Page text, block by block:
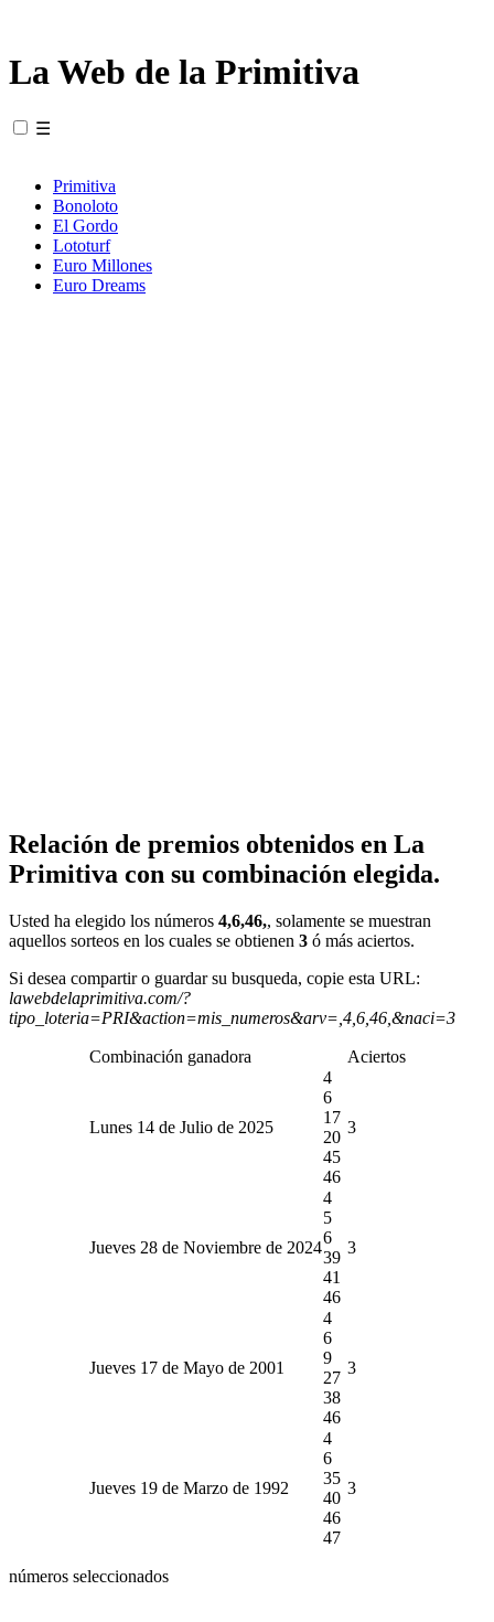
La Web de la Primitiva
☰
Primitiva
Bonoloto
El Gordo
Lototurf
Euro Millones
Euro Dreams
Relación de premios obtenidos en La
Primitiva con su combinación elegida.
Usted ha elegido los números 4,6,46,, solamente se muestran
aquellos sorteos en los cuales se obtienen 3 ó más aciertos.
Si desea compartir o guardar su busqueda, copie esta URL:
lawebdelaprimitiva.com/?
tipo_loteria=PRI&action=mis_numeros&arv=,4,6,46,&naci=3
Combinación ganadora Aciertos
Lunes 14 de Julio de 2025
4
6
17
20
45
46
3
Jueves 28 de Noviembre de 2024
4
5
6
39
41
46
3
Jueves 17 de Mayo de 2001
4
6
9
27
38
46
3
Jueves 19 de Marzo de 1992
4
6
35
40
46
47
3
números seleccionados